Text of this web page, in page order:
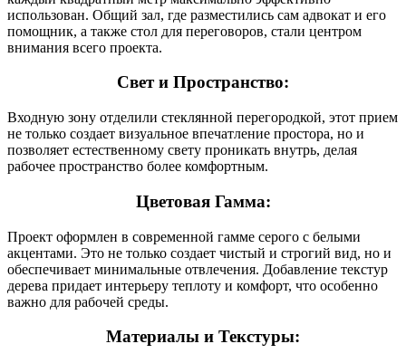
использован. Общий зал, где разместились сам адвокат и его
помощник, а также стол для переговоров, стали центром
внимания всего проекта.
Свет и Пространство:
Входную зону отделили стеклянной перегородкой, этот прием
не только создает визуальное впечатление простора, но и
позволяет естественному свету проникать внутрь, делая
рабочее пространство более комфортным.
Цветовая Гамма:
Проект оформлен в современной гамме серого с белыми
акцентами. Это не только создает чистый и строгий вид, но и
обеспечивает минимальные отвлечения. Добавление текстур
дерева придает интерьеру теплоту и комфорт, что особенно
важно для рабочей среды.
Материалы и Текстуры: